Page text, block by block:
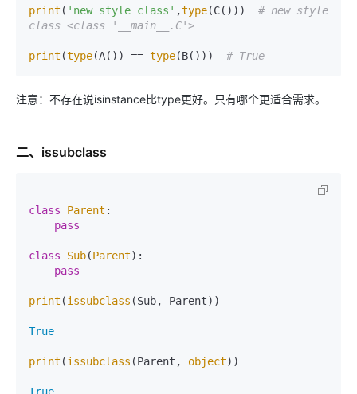
print ( 'new style class' ,type(C())) # new style
class <class '__main__.C'>
print (type(A()) == type(B())) # True
注意：不存在说isinstance比type更好。只有哪个更适合需求。
二、issubclass
class Parent :
pass
class Sub(Parent):
pass
print (issubclass (Sub, Parent))
True
print (issubclass (Parent, object))